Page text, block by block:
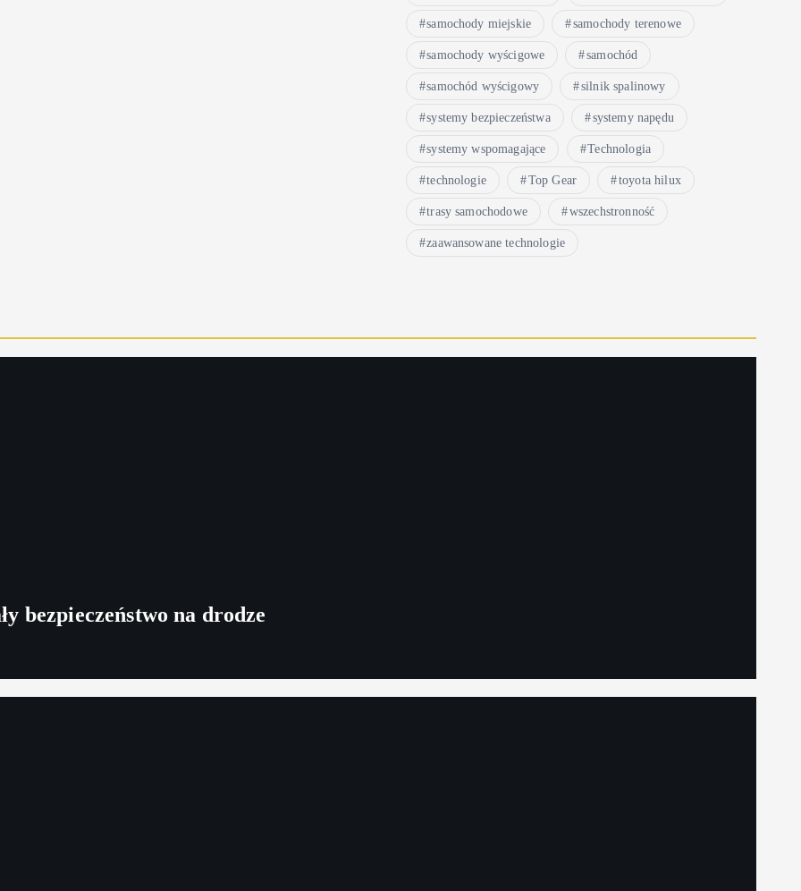
samochody miejskie samochody terenowe
samochody wyścigowe samochód
samochód wyścigowy silnik spalinowy
systemy bezpieczeństwa systemy napędu
systemy wspomagające Technologia
technologie Top Gear toyota hilux
trasy samochodowe wszechstronność
zaawansowane technologie
bezpieczeństwo na drodze